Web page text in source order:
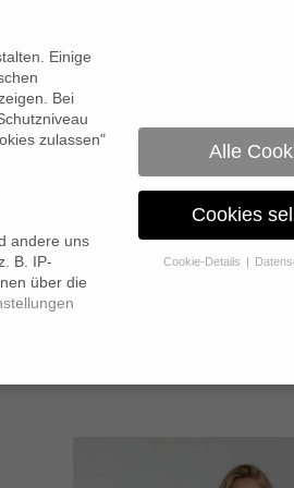
Einige
Bei
zulassen"
andere uns
B. IP-
über die
Alle
Cookies
Cookie-Details
Informationen über die Verwendung